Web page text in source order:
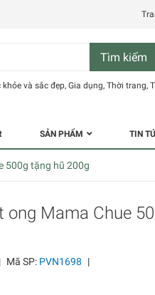
Tìm kiếm
khỏe và sắc đẹp, Gia dụng, Thời trang,
SẢN PHẨM TIN
500g tặng hũ 200g
ong Mama Chue
| Mã SP: PVN1698 |